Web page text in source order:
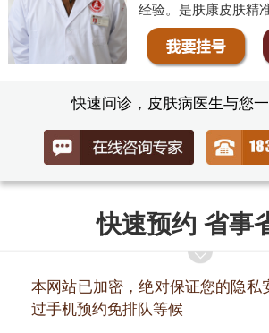
经验。是肤康皮肤精
快速问诊，皮肤病医生与您
快速预约 省事
本网站已加密，绝对保证您的隐私
过手机预约免排队等候